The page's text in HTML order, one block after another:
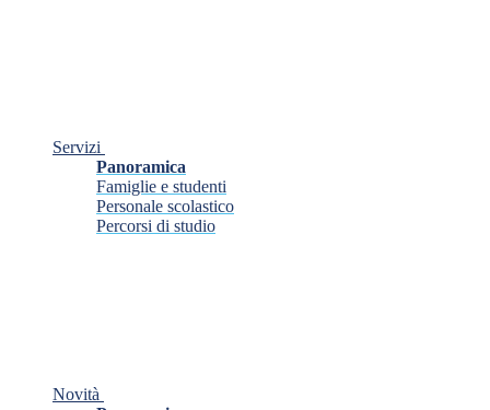
Servizi
Panoramica
Famiglie e studenti
Personale scolastico
Percorsi di studio
Novità